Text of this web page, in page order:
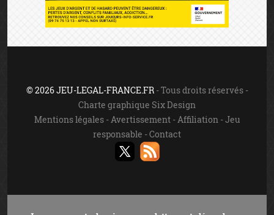
© 2026 JEU-LEGAL-FRANCE.FR- Tous droits réservés -
Charte graphique Six Design
Mentions légales-Avertissement-Affiliation-Jeu
responsable -Contact